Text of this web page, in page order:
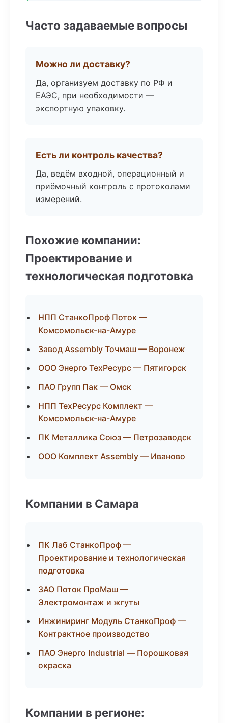
Часто задаваемые вопросы
Можно ли доставку?
Да, организуем доставку по РФ и
ЕАЭС, при необходимости —
экспортную упаковку.
Есть ли контроль качества?
Да, ведём входной, операционный и
приёмочный контроль с протоколами
измерений.
Похожие компании:
Проектирование и
технологическая подготовка
НПП СтанкоПроф Поток —
Комсомольск-на-Амуре
Завод Assembly Точмаш — Воронеж
ООО Энерго ТехРесурс — Пятигорск
ПАО Групп Пак — Омск
НПП ТехРесурс Комплект —
Комсомольск-на-Амуре
ПК Металлика Союз — Петрозаводск
ООО Комплект Assembly — Иваново
Компании в Самара
ПК Лаб СтанкоПроф —
Проектирование и технологическая
подготовка
ЗАО Поток ПроМаш —
Электромонтаж и жгуты
Инжиниринг Модуль СтанкоПроф —
Контрактное производство
ПАО Энерго Industrial — Порошковая
окраска
Компании в регионе: